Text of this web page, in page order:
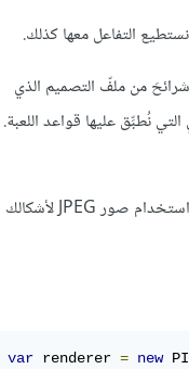
التفاعل معها كذلك.
من ملفّ التصميم الذي
نُطبِّق عليها قواعد اللعبة.
إذن كيف نُنشِئها؟ لنبدأ بإنشاء صورة PNG صغيرة. نستخدم صيغة PNG لأنها تسمح لنا بجعل أجزاء من نسيج الشّكل شفافةً. يمكنك استخدام صور JPEG لأشكالك
var renderer = new